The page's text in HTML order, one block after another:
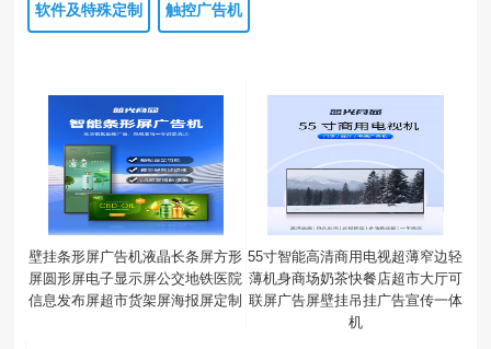
软件及特殊定制 触控广告机
壁挂条形屏广告机液晶长条屏方形
屏圆形屏电子显示屏公交地铁医院
信息发布屏超市货架屏海报屏定制
55寸智能高清商用电视超薄窄边轻
薄机身商场奶茶快餐店超市大厅可
联屏广告屏壁挂吊挂广告宣传一体
机